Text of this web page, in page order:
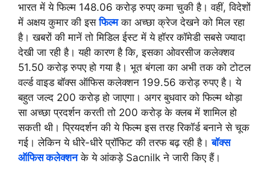
भारत में ये फिल्म 148.06 करोड़ रुपए कमा चुकी है। वहीं, विदेशों
में अक्षय कुमार की इसफिल्म का अच्छा क्रेज देखने को मिल रहा
है। खबरों की मानें तो मिडिल ईस्ट में ये हॉरर कॉमेडी सबसे ज्यादा
देखी जा रही है। यही कारण है कि, इसका ओवरसीज कलेक्शव
51.50 करोड़ रुपए हो गया है। भूत बंगला का अभी तक को टोटल
वर्ल्ड वाइड बॉक्स ऑफिस कलेक्शन 199.56 करोड़ रुपए है। ये
बहुत जल्द 200 करोड़ हो जाएगा। अगर बुधवार को फिल्म थोड़ा
सा अच्छा प्रदर्शन करती तो 200 करोड़ के क्लब में शामिल हो
सकती थी। प्रियदर्शन की ये फिल्म इस तरह रिकॉर्ड बनाने से चूक
गई। लेकिन ये धीरे-धीरे प्रॉफिट की तरफ बढ़ रही है।बॉक्स
ऑफिस कलेक्शन के ये आंकड़े Sacnilk ने जारी किए हैं।